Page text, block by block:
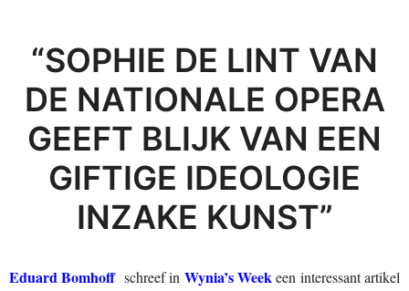
“SOPHIE DE LINT VAN
DE NATIONALE OPERA
GEEFT BLIJK VAN EEN
GIFTIGE IDEOLOGIE
INZAKE KUNST”
Eduard Bomhoffschreef in Wynia’s Weekeen interessant artikel